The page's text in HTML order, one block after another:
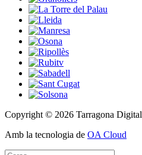
Copyright © 2026 Tarragona Digital
Amb la tecnologia de OA Cloud